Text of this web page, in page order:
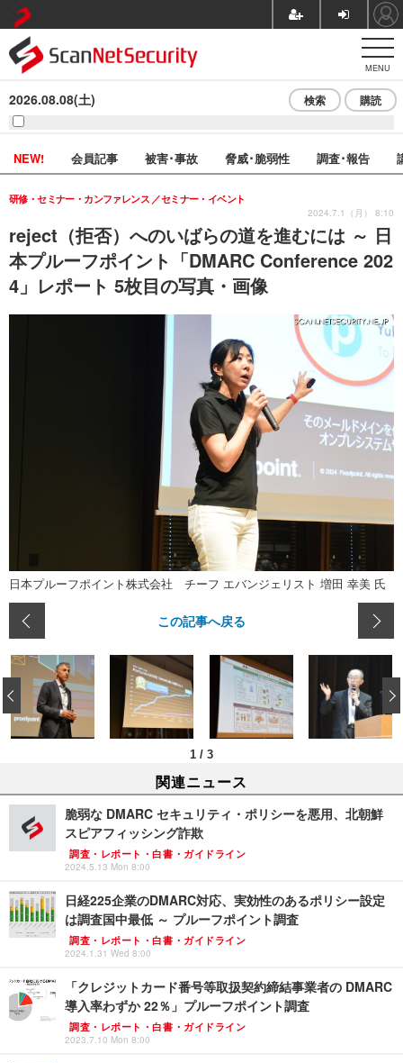
MENU
2026.08.08(土) 検索 購読
NEW! 会員記事 被害･事故 脅威･脆弱性 調査･報告
reject（拒否）へのいばらの道を進むには ～ 日
本プルーフポイント「DMARC Conference 202
4」レポート 5枚目の写真・画像
研修・セミナー・カンファレンス セミナー・イベント
2024.7.1（月） 8:10
日本プルーフポイント株式会社 チーフ エバンジェリスト 増田 幸美 氏
この記事へ戻る
1 / 3
‹
関連ニュース
脆弱な DMARC セキュリティ・ポリシーを悪用、北朝鮮
スピアフィッシング詐欺
調査・レポート・白書・ガイドライン
2024.5.13 Mon 8:00
日経225企業のDMARC対応、実効性のあるポリシー設定
は調査国中最低 ～ プルーフポイント調査
調査・レポート・白書・ガイドライン
2024.1.31 Wed 8:00
「クレジットカード番号等取扱契約締結事業者の DMARC
導入率わずか 22％」プルーフポイント調査
調査・レポート・白書・ガイドライン
2023.7.10 Mon 8:00